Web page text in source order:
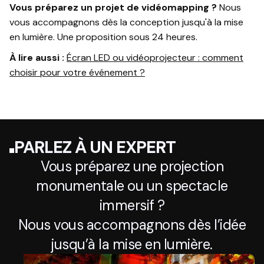
Vous préparez un projet de vidéomapping ? Nous
vous accompagnons dès la conception jusqu'à la mise
en lumière. Une proposition sous 24 heures.
À lire aussi : Écran LED ou vidéoprojecteur : comment
choisir pour votre événement ?
PARLEZ À UN EXPERT
Vous préparez une projection
monumentale ou un spectacle
immersif ?
Nous vous accompagnons dès l’idée
jusqu’à la mise en lumière.